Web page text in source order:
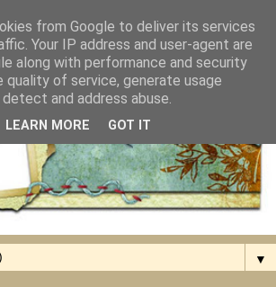
▼
from Google to deliver its services
Your IP address and user-agent are
along with performance and security
quality of service, generate usage
and address abuse.
LEARN MORE GOT IT